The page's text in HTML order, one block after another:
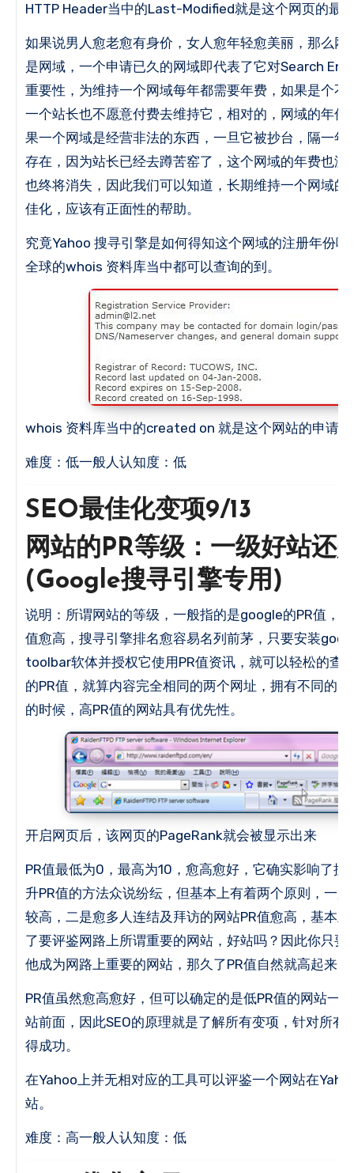
HTTP Header当中的Last-Modified就是这个网页的最
如果说男人愈老愈有身价，女人愈年轻愈美丽，那么网
是网域，一个申请已久的网域即代表了它对Search
重要性，为维持一个网域每年都需要年费，如果是个不
一个站长也不愿意付费去维持它，相对的，网域的年份
果一个网域是经营非法的东西，一旦它被抄台，隔一年
存在，因为站长已经去蹲苦窑了，这个网域的年费也没
也终将消失，因此我们可以知道，长期维持一个网域的
佳化，应该有正面性的帮助。
究竟Yahoo 搜寻引擎是如何得知这个网域的注册年份呢
全球的whois 资料库当中都可以查询的到。
whois 资料库当中的created on 就是这个网站的申请
难度：低一般人认知度：低
SEO最佳化变项9/13
网站的PR等级：一级好站还
(Google搜寻引擎专用)
说明：所谓网站的等级，一般指的是google的PR值，
值愈高，搜寻引擎排名愈容易名列前茅，只要安装
toolbar软体并授权它使用PR值资讯，就可以轻松的查
的PR值，就算内容完全相同的两个网址，拥有不同的
的时候，高PR值的网站具有优先性。
开启网页后，该网页的PageRank就会被显示出来
PR值最低为0，最高为10，愈高愈好，它确实影响了搜
升PR值的方法众说纷纭，但基本上有着两个原则，一
较高，二是愈多人连结及拜访的网站PR值愈高，基本
了要评鉴网路上所谓重要的网站，好站吗？ 因此你只要
他成为网路上重要的网站，那久了PR值自然就高起来了
PR值虽然愈高愈好，但可以确定的是低PR值的网站一
站前面，因此SEO的原理就是了解所有变项，针对所有
得成功。
在Yahoo上并无相对应的工具可以评鉴一个网站在
站。
难度：高一般人认知度：低